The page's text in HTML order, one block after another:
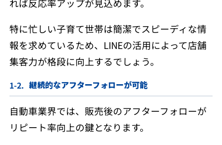
れば反応率アップが見込めます。
特に忙しい子育て世帯は簡潔でスピーディな情
報を求めているため、LINEの活用によって店舗
集客力が格段に向上するでしょう。
継続的なアフターフォローが可能
自動車業界では、販売後のアフターフォローが
リピート率向上の鍵となります。